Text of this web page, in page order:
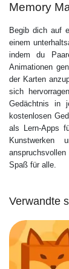
Memory
Begib dich auf
einem
indem du
Animationen
der Karten
sich
Gedächtnis in
kostenlosen
als Lern-Apps
Kunstwerken
Spaß für alle.
Verwandte